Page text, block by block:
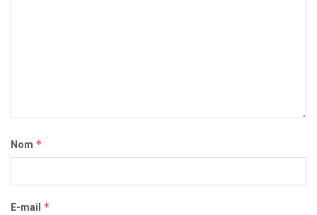
Nom *
E-mail *